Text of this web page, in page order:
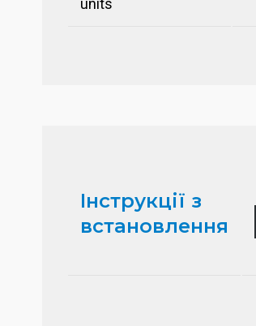
units
Інструкції з
встановлення